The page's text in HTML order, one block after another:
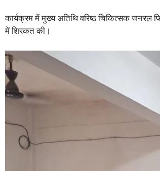
कार्यक्रम में मुख्य अतिथि वरिष्ठ चिकित्सक जनरल
में शिरकत की।